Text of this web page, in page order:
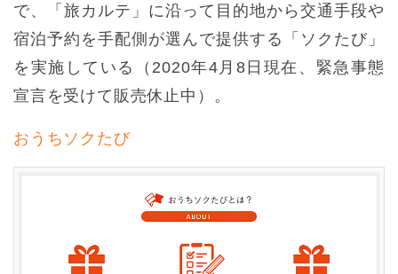
で、「旅カルテ」に沿って目的地から交通手段や
宿泊予約を手配側が選んで提供する「ソクたび」
を実施している（2020年4月8日現在、緊急事態
宣言を受けて販売休止中）。
おうちソクたび